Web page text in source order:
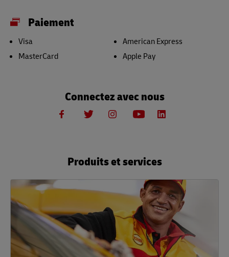
Paiement
Visa
MasterCard
American Express
Apple Pay
Connectez avec nous
Produits et services